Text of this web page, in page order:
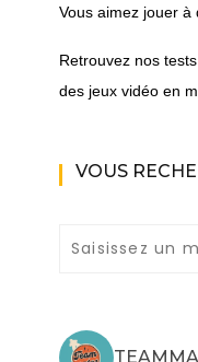
XBox One
Vous aimez jouer à
Retrouvez nos
des jeux vidéo en
VOUS